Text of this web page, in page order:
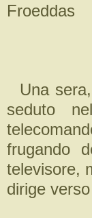
Froeddas
Una
seduto
frugando
televisore,
dirige